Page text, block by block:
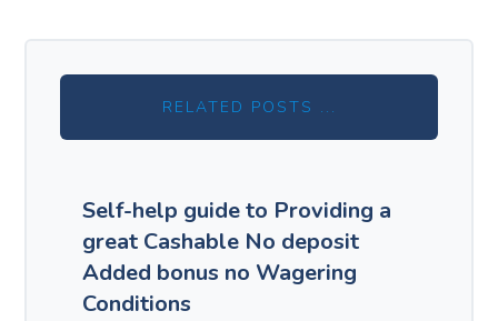
RELATED POSTS ...
Self-help guide to Providing a
great Cashable No deposit
Added bonus no Wagering
Conditions